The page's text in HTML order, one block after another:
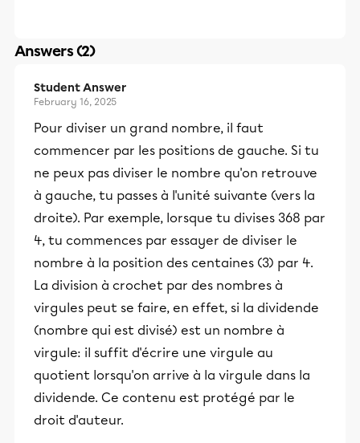
Answers (2)
Student Answer
February 16, 2025
Pour diviser un grand nombre, il faut
commencer par les positions de gauche. Si tu
ne peux pas diviser le nombre qu'on retrouve
à gauche, tu passes à l'unité suivante (vers la
droite). Par exemple, lorsque tu divises 368 par
4, tu commences par essayer de diviser le
nombre à la position des centaines (3) par 4.
La division à crochet par des nombres à
virgules peut se faire, en effet, si la dividende
(nombre qui est divisé) est un nombre à
virgule: il suffit d'écrire une virgule au
quotient lorsqu'on arrive à la virgule dans la
dividende. Ce contenu est protégé par le
droit d'auteur.